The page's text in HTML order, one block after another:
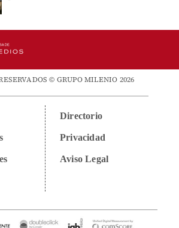
© GRUPO MILENIO 2026
Directorio
Privacidad
Aviso Legal